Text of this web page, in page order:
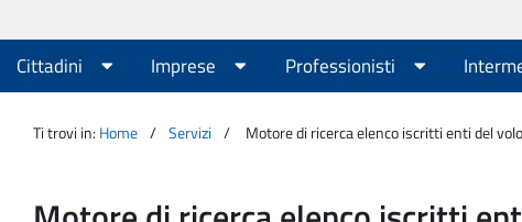
Agenzia
Entrate
Menu
principale
Cittadini Imprese Professionisti
Ti trovi in: Home Servizi Motore di ricerca elenco iscritti enti del